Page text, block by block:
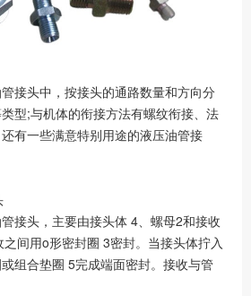
头中，按接头的通路数量和方向分
型;与机体的衔接方法有螺纹衔接、法
有一些满意特别用途的液压油管接
头，主要由接头体 4、螺母2和接收
间用o形密封圈 3密封。当接头体拧入
组合垫圈 5完成端面密封。接收与管